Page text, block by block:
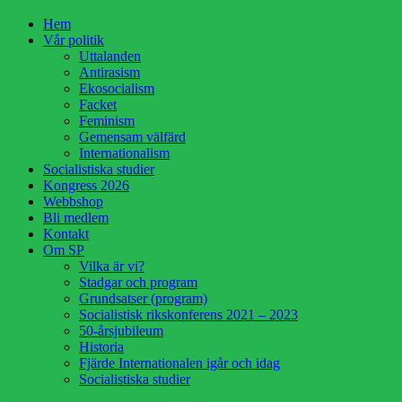
HoppaHem
Vår politik
Uttalanden
Antirasism
Ekosocialism
Facket
Feminism
Gemensam välfärd
Internationalism
Socialistiska studier
Kongress 2026
Webbshop
Bli medlem
Kontakt
Om SP
Vilka är vi?
Stadgar och program
Grundsatser (program)
Socialistisk rikskonferens 2021 – 2023
50-årsjubileum
Historia
Fjärde Internationalen igår och idag
Socialistiska studier